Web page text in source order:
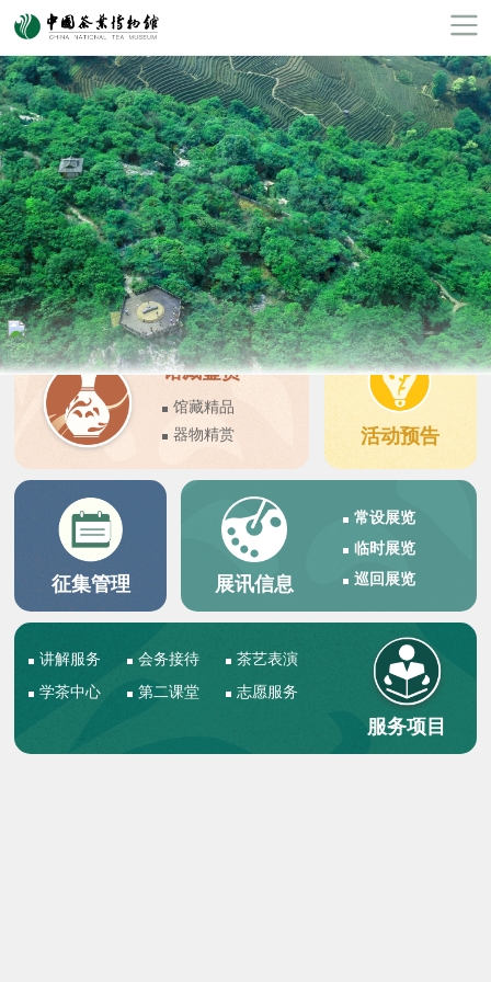
馆藏鉴赏
馆藏精品
器物精赏
活动预告
征集管理 展讯信息
常设展览
临时展览
巡回展览
讲解服务 会务接待
茶艺表演
学茶中心
第二课堂 志愿服务
服务项目